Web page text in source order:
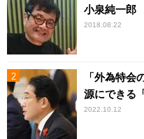
小泉純一郎
2018.08.22
「外為特会
源にできる
2022.10.12